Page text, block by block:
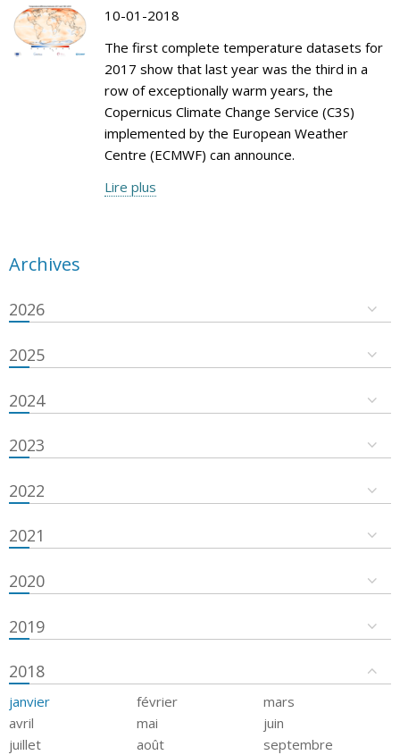
10-01-2018
The first complete temperature datasets for
2017 show that last year was the third in a
row of exceptionally warm years, the
Copernicus Climate Change Service (C3S)
implemented by the European Weather
Centre (ECMWF) can announce.
Lire plus
Archives
2026
2025
2024
2023
2022
2021
2020
2019
2018
janvier février
mars
avril
mai
juin
juillet
août
septembre